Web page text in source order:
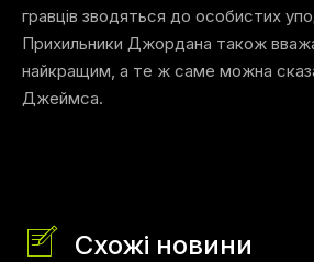
гравців зводяться до особистих
Прихильники Джордана також
найкращим, а те ж саме можна
Джеймса.
Схожі новини